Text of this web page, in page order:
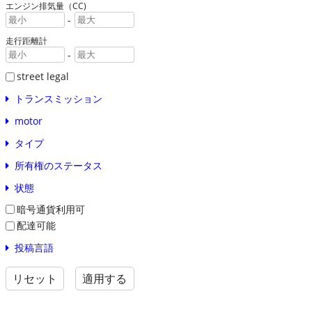
エンジン排気量（CC)
-
走行距離計
-
street legal
トランスミッション
motor
タイプ
所有権のステータス
状態
暗号通貨利用可
配達可能
投稿言語
リセット 適用する